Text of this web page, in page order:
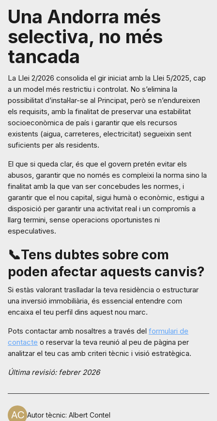
Una Andorra més
selectiva, no més
tancada
La Llei 2/2026 consolida el gir iniciat amb la Llei 5/2025, cap
a un model més restrictiu i controlat. No s’elimina la
possibilitat d’instal·lar-se al Principat, però se n’endureixen
els requisits, amb la finalitat de preservar una estabilitat
socioeconòmica de país i garantir que els recursos
existents (aigua, carreteres, electricitat) segueixin sent
suficients per als residents.
El que si queda clar, és que el govern pretén evitar els
abusos, garantir que no només es compleixi la norma sino la
finalitat amb la que van ser concebudes les normes, i
garantir que el nou capital, sigui humà o econòmic, estigui a
disposició per garantir una activitat real i un compromís a
llarg termini, sense operacions oportunistes ni
especulatives.
📞Tens dubtes sobre com
poden afectar aquests canvis?
Si estàs valorant traslladar la teva residència o estructurar
una inversió immobiliària, és essencial entendre com
encaixa el teu perfil dins aquest nou marc.
Pots contactar amb nosaltres a través del formulari de
contacte o reservar la teva reunió al peu de pàgina per
analitzar el teu cas amb criteri tècnic i visió estratègica.
Última revisió: febrer 2026
Autor tècnic: Albert Contel